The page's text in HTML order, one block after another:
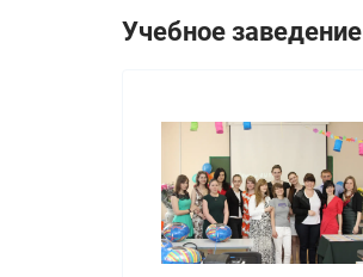
Учебное заведение